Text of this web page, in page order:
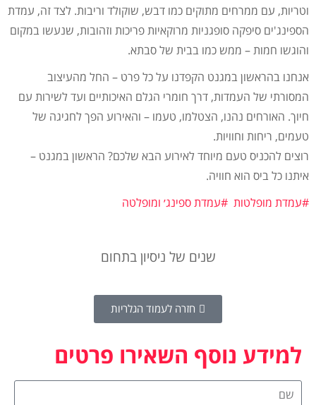
וטריות, עם ממרחים מתוקים כמו דבש, שוקולד וריבות. לצד זה, עמדת
הספינג'ים סיפקה סופגניות מרוקאיות פריכות וזהובות, שנעשו במקום
והוגשו חמות – ממש כמו בבית של סבתא.
אנחנו בהראשון במגנט הקפדנו על כל פרט – החל מהעיצוב
המסורתי של העמדות, דרך חומרי הגלם האיכותיים ועד לשירות עם
חיוך. האורחים נהנו, הצטלמו, טעמו – והאירוע הפך לחגיגה של
טעמים, ריחות וחוויות.
רוצים להכניס טעם מיוחד לאירוע הבא שלכם? הראשון במגנט –
איתנו כל ביס הוא חוויה.
#עמדת מופלטות #עמדת ספינג׳ ומופלטה
שנים של ניסיון בתחום
חזרה לעמוד הגלריות
למידע נוסף השאירו פרטים